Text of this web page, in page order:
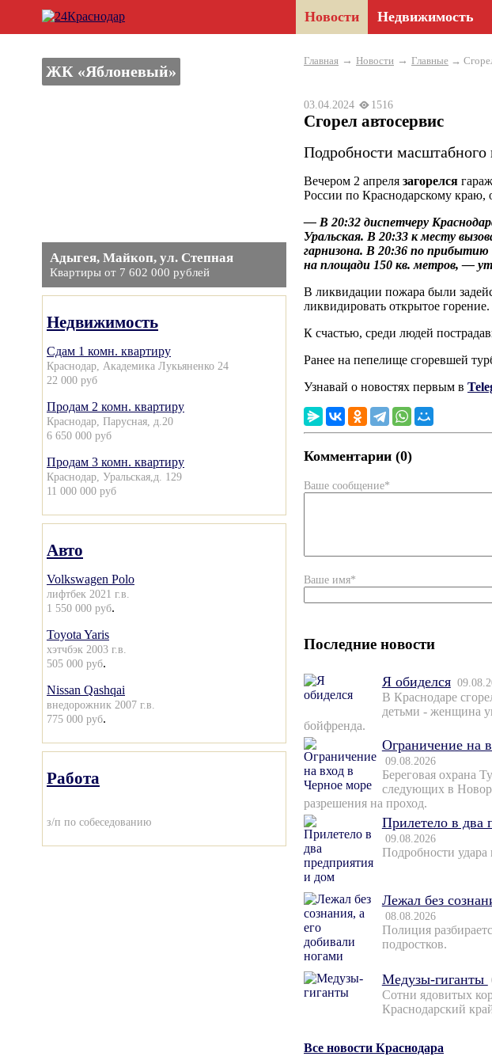
Новости Недвижимость
ЖК «Яблоневый»
Адыгея, Майкоп, ул. Степная
Квартиры от 7 602 000 рублей
Недвижимость
Сдам 1 комн. квартиру
Краснодар, Академика Лукьяненко 24
22 000 руб
Продам 2 комн. квартиру
Краснодар, Парусная, д.20
6 650 000 руб
Продам 3 комн. квартиру
Краснодар, Уральская,д. 129
11 000 000 руб
Авто
Volkswagen Polo
лифтбек 2021 г.в.
1 550 000 руб.
Toyota Yaris
хэтчбэк 2003 г.в.
505 000 руб.
Nissan Qashqai
внедорожник 2007 г.в.
775 000 руб.
Работа
з/п по собеседованию
Главная → Новости → Главные →
03.04.2024 1516
Сгорел автосервис
Подробности
Вечером 2 апреля загорелся
России по Краснодарскому краю,
— В 20:32 диспетчеру
Уральская. В 20:33 к месту
гарнизона. В 20:36 по прибытию
на площади 150 кв. метров, —
В ликвидации пожара были
ликвидировать открытое горение.
К счастью, среди людей
Ранее на пепелище сгоревшей
Узнавай о новостях первым в
Комментарии (0)
Ваше сообщение*
Ваше имя*
Последние новости
Я обиделся
В Краснодаре
детьми - женщина
бойфренда.
Ограничение на
09.08.2026
Береговая охрана
следующих в
разрешения на проход.
Прилетело в два
09.08.2026
Подробности
Лежал без
08.08.2026
Полиция
подростков.
Медузы-гиганты
Сотни ядовитых
Краснодарский
Все новости Краснодара